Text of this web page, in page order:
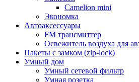
Camelion mini
Экономка
Автоаксессуары
FM трансмиттер
Освежитель воздуха для
Пакеты с замком (zip-lock)
Умный дом
Умный сетевой фильтр
Умная розетка